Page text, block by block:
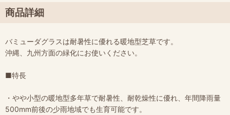
商品詳細
バミューダグラスは耐暑性に優れる暖地型芝草です。
沖縄、九州方面の緑化にお使いください。
■特長
・やや小型の暖地型多年草で耐暑性、耐乾燥性に優れ、年間降雨量
500mm前後の少雨地域でも生育可能です。